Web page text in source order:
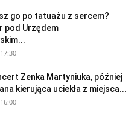
go po tatuażu z sercem?
pod Urzędem
Zenka Martyniuka, później
kierująca uciekła z miejsca...